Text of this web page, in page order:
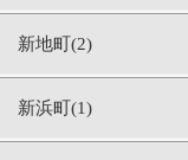
新地町(2)
新浜町(1)